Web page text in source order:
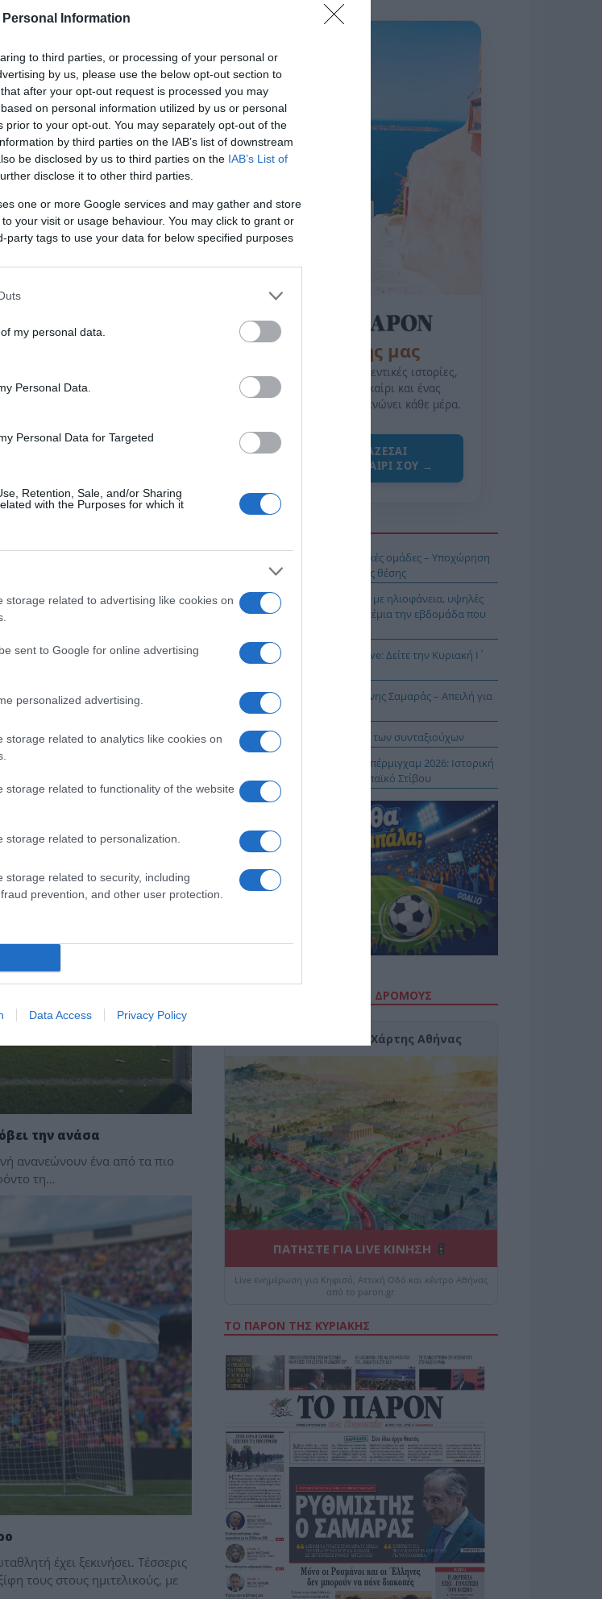
Information
to third parties, or processing of your personal or
by us, please use the below opt-out section to
after your opt-out request is processed you may
on personal information utilized by us or personal
prior to your opt-out. You may separately opt-out of the
by third parties on the IAB’s list of downstream
be disclosed by us to third parties on the IAB’s List of
disclose it to other third parties.
one or more Google services and may gather and store
your visit or usage behaviour. You may click to grant or
party tags to use your data for below specified purposes
my personal data.
Personal Data.
Personal Data for Targeted
Retention, Sale, and/or Sharing
with the Purposes for which it
storage related to advertising like cookies on
sent to Google for online advertising
personalized advertising.
storage related to analytics like cookies on
storage related to functionality of the website
related to personalization.
storage related to security, including
prevention, and other user protection.
Data Access Privacy Policy
η κίνηση-ματ των
και η Γαλλία διασταυρώνουν
την ανάσα
ανανεώνουν ένα από τα πιο
τη…
έχει ξεκινήσει. Τέσσερις
τους στους ημιτελικούς, με
της Ζωής μας
Οι άνθρωποι, οι αυθεντικές ιστορίες,
το ελληνικό καλοκαίρι και ένας
πολιτισμός που μας ενώνει κάθε μέρα.
ΌΣΑ ΧΡΕΙΆΖΕΣΑΙ
ΓΙΑ ΤΟ ΚΑΛΟΚΑΊΡΙ ΣΟΥ →
Κακή εβδομάδα για τις ελληνικές ομάδες – Υποχώρηση
στη μάχη διεκδίκησης της 10ης θέσης
Κλασικός Δεκαπενταύγουστος με ηλιοφάνεια, υψηλές
θερμοκρασίες και ισχυρά μελτέμια την εβδομάδα που
Όρθρος και Θεία Λειτουργία live: Δείτε την Κυριακή Ι΄
ΤΟ ΠΑΡΟΝ: Ρυθμιστής ο Αντώνης Σαμαράς – Απειλή για
Προβληματίζει το κύμα φυγής των συνταξιούχων
Αντίστροφη μέτρηση για το Μπέρμιγχαμ 2026: Ιστορική
ελληνική παρουσία στο Ευρωπαϊκό Στίβου
ΔΕΙΤΕ ΤΗΝ ΚΙΝΗΣΗ ΣΤΟΥΣ ΔΡΌΜΟΥΣ
Κίνηση Τώρα: Live Χάρτης Αθήνας
ΠΑΤΗΣΤΕ ΓΙΑ LIVE ΚΙΝΗΣΗ
Live ενημέρωση για Κηφισό, Αττική Οδό και κέντρο Αθήνας
από το paron.gr
ΤΟ ΠΑΡΟΝ ΤΗΣ ΚΥΡΙΑΚΗΣ